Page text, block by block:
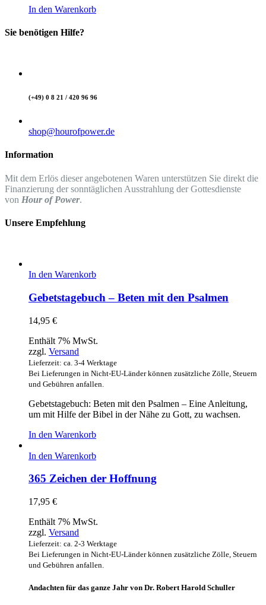
In den Warenkorb
Sie benötigen Hilfe?
(+49) 0 8 21 / 420 96 96
shop@hourofpower.de
Information
Mit dem Erlös dieser angebotenen Waren unterstützen Sie direkt die
Finanzierung der sonntäglichen Ausstrahlung der Gottesdienste
von Hour of Power.
Unsere Empfehlung
In den Warenkorb
Gebetstagebuch – Beten mit den Psalmen
14,95 €
Enthält 7% MwSt.
zzgl. Versand
Lieferzeit: ca. 3-4 Werktage
Bei Lieferungen in Nicht-EU-Länder können zusätzliche Zölle, Steuern
und Gebühren anfallen.
Gebetstagebuch: Beten mit den Psalmen – Eine Anleitung,
um mit Hilfe der Bibel in der Nähe zu Gott, zu wachsen.
In den Warenkorb
In den Warenkorb
365 Zeichen der Hoffnung
17,95 €
Enthält 7% MwSt.
zzgl. Versand
Lieferzeit: ca. 2-3 Werktage
Bei Lieferungen in Nicht-EU-Länder können zusätzliche Zölle, Steuern
und Gebühren anfallen.
Andachten für das ganze Jahr von Dr. Robert Harold Schuller